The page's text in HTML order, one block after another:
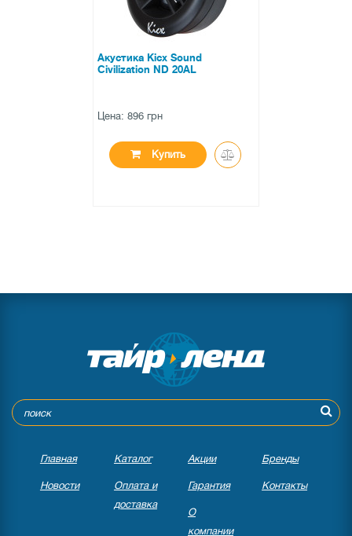
Акустика Kicx Sound
Civilization ND 20AL
Цена: 896 грн
Купить
Главная Каталог Акции Бренды
Новости
Оплата и
доставка
Гарантия Контакты
О
компании